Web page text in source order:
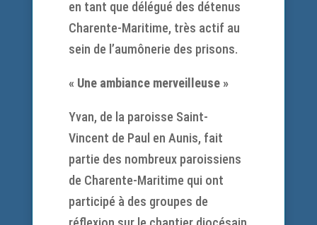
en tant que délégué des détenus
Charente-Maritime, très actif au
sein de l’aumônerie des prisons.
« Une ambiance merveilleuse »
Yvan, de la paroisse Saint-
Vincent de Paul en Aunis, fait
partie des nombreux paroissiens
de Charente-Maritime qui ont
participé à des groupes de